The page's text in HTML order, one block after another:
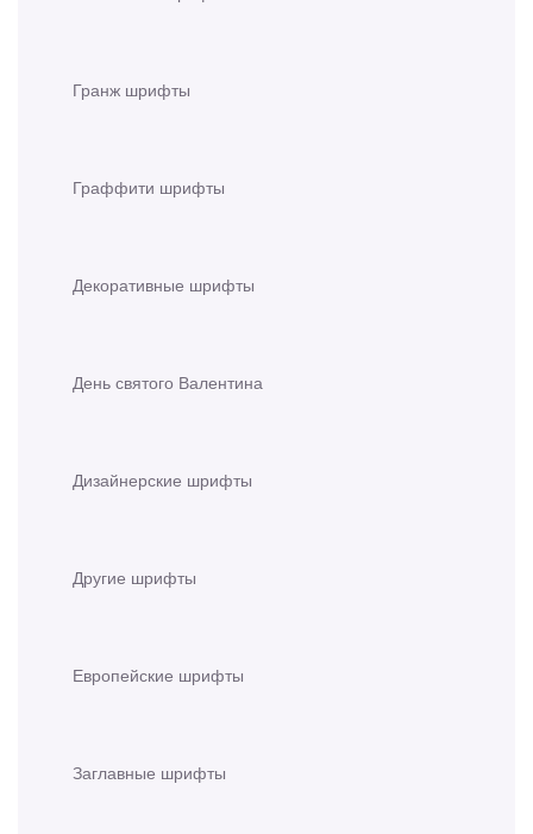
Гранж шрифты
Граффити шрифты
Декоративные шрифты
День святого Валентина
Дизайнерские шрифты
Другие шрифты
Европейские шрифты
Заглавные шрифты